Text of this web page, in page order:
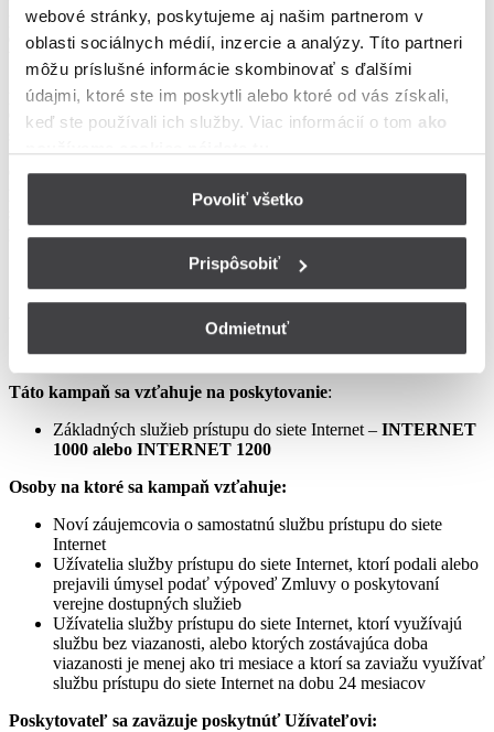
webové stránky, poskytujeme aj našim partnerom v
oblasti sociálnych médií, inzercie a analýzy. Títo partneri
môžu príslušné informácie skombinovať s ďalšími
údajmi, ktoré ste im poskytli alebo ktoré od vás získali,
keď ste používali ich služby. Viac informácií o tom ako
Povoliť všetko
Prispôsobiť
Odmietnuť
podmienkach neupravené sa riadia Zmluvou o poskytovaní verejne
dostupných služieb, vrátane všetkých jej súčastí, t.j. najmä
Všeobecných obchodných
podmienok na poskytovanie verejne dostupných služieb,
Osobitných podmienok, Tarify UPC Internet a Tarify jednorazových
služieb a iných platieb.
Ceny v týchto podmienkach kampane predstavujú mesačné
poplatky za využívanie služieb podľa týchto podmienok kampane a
sú uvedené vrátane DPH podľa aktuálne platných právnych
predpisov.
Aprílový Crazy Week – Internet samostatne – LIS
Táto kampaň sa vzťahuje na poskytovanie:
Základných služieb prístupu do siete Internet – INTERNET
1000 alebo INTERNET 1200
Osoby na ktoré sa kampaň vzťahuje:
Noví záujemcovia o samostatnú službu prístupu do siete
Internet
Užívatelia služby prístupu do siete Internet, ktorí podali alebo
prejavili úmysel podať výpoveď Zmluvy o poskytovaní
verejne dostupných služieb
Užívatelia služby prístupu do siete Internet, ktorí využívajú
službu bez viazanosti, alebo ktorých zostávajúca doba
viazanosti je menej ako tri mesiace a ktorí sa zaviažu využívať
službu prístupu do siete Internet na dobu 24 mesiacov
Poskytovateľ sa zaväzuje poskytnúť Užívateľovi: